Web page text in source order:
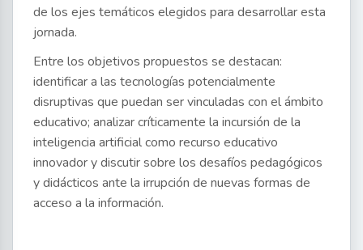
de los ejes temáticos elegidos para desarrollar esta
jornada.
Entre los objetivos propuestos se destacan:
identificar a las tecnologías potencialmente
disruptivas que puedan ser vinculadas con el ámbito
educativo; analizar críticamente la incursión de la
inteligencia artificial como recurso educativo
innovador y discutir sobre los desafíos pedagógicos
y didácticos ante la irrupción de nuevas formas de
acceso a la información.